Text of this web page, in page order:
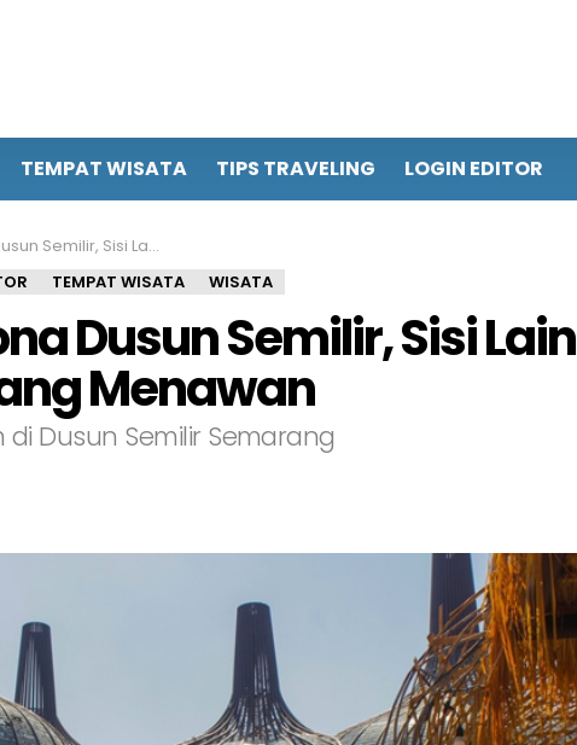
TEMPAT WISATA TIPS TRAVELING LOGIN EDITOR
Lain Semarang yang Menawan
TEMPAT WISATA WISATA
Dusun Semilir, Sisi Lain
Menawan
Dusun Semilir Semarang